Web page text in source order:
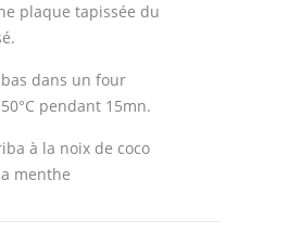
plaque tapissée du
dans un four
pendant 15mn.
à la noix de coco
menthe